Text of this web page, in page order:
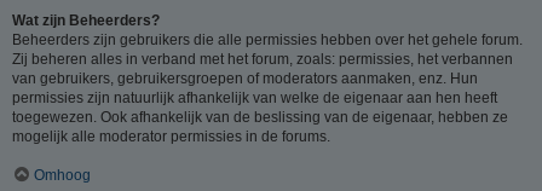
Wat zijn Beheerders?
Beheerders zijn gebruikers die alle permissies hebben over het gehele forum.
Zij beheren alles in verband met het forum, zoals: permissies, het verbannen
van gebruikers, gebruikersgroepen of moderators aanmaken, enz. Hun
permissies zijn natuurlijk afhankelijk van welke de eigenaar aan hen heeft
toegewezen. Ook afhankelijk van de beslissing van de eigenaar, hebben ze
mogelijk alle moderator permissies in de forums.
Omhoog